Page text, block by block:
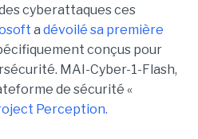
cyberattaques ces
a dévoilé sa première
conçus pour
MAI-Cyber-1-Flash,
de sécurité «
Perception.